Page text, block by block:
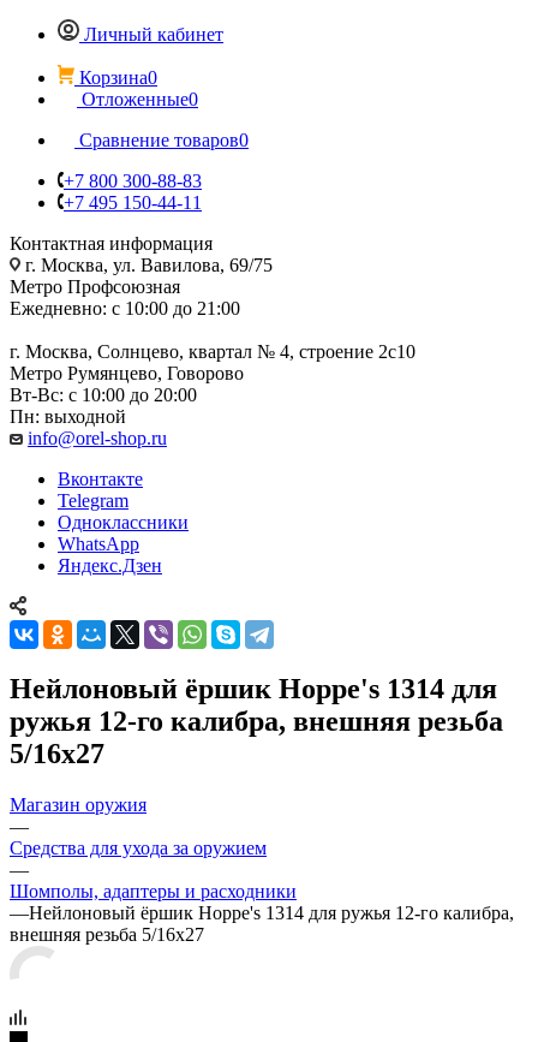
Личный кабинет
Корзина0
Отложенные0
Сравнение товаров0
+7 800 300-88-83
+7 495 150-44-11
Контактная информация
г. Москва, ул. Вавилова, 69/75
Метро Профсоюзная
Ежедневно: с 10:00 до 21:00
г. Москва, Солнцево, квартал № 4, строение 2с10
Метро Румянцево, Говорово
Вт-Вс: с 10:00 до 20:00
Пн: выходной
info@orel-shop.ru
Вконтакте
Telegram
Одноклассники
WhatsApp
Яндекс.Дзен
Нейлоновый ёршик Hoppe's 1314 для
ружья 12-го калибра, внешняя резьба
5/16х27
Магазин оружия
—
Средства для ухода за оружием
—
Шомполы, адаптеры и расходники
—Нейлоновый ёршик Hoppe's 1314 для ружья 12-го калибра,
внешняя резьба 5/16х27